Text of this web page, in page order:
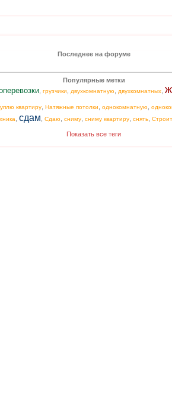
Последнее на форуме
Популярные метки
, грузчики двухкомнатную двухкомнатных,
квартиру Натяжные потолки однокомнатную
сдам Сдаю сниму сниму квартиру снять
Показать все теги